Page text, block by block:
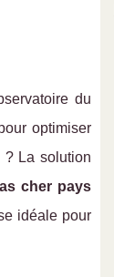
du
optimiser
? La solution
cher pays
idéale pour